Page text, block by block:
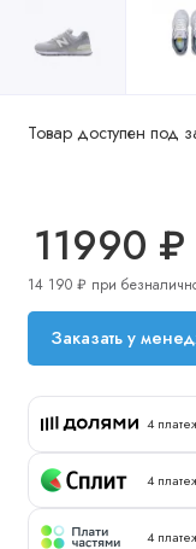
Товар доступен под
11990 ₽
14 190 ₽ при
Заказать у
4
4
4